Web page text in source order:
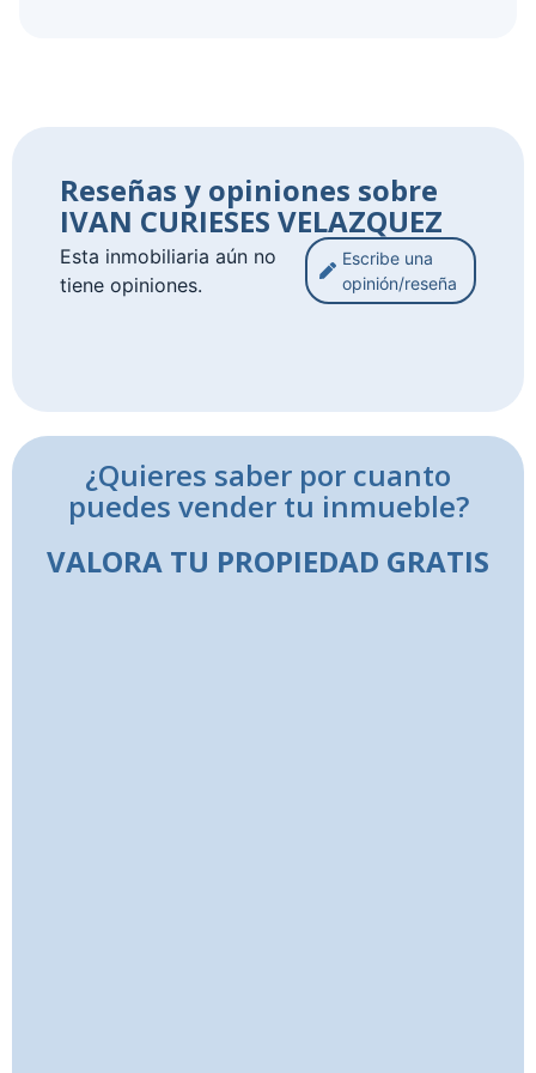
Reseñas y opiniones sobre
IVAN CURIESES VELAZQUEZ
Esta inmobiliaria aún no
tiene opiniones.
Escribe una
opinión/reseña
¿Quieres saber por cuanto
puedes vender tu inmueble?
VALORA TU PROPIEDAD GRATIS